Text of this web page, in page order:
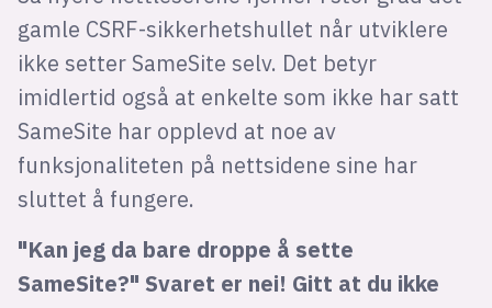
gamle CSRF-sikkerhetshullet når utviklere
ikke setter SameSite selv. Det betyr
imidlertid også at enkelte som ikke har satt
SameSite har opplevd at noe av
funksjonaliteten på nettsidene sine har
sluttet å fungere.
"Kan jeg da bare droppe å sette
SameSite?" Svaret er nei! Gitt at du ikke